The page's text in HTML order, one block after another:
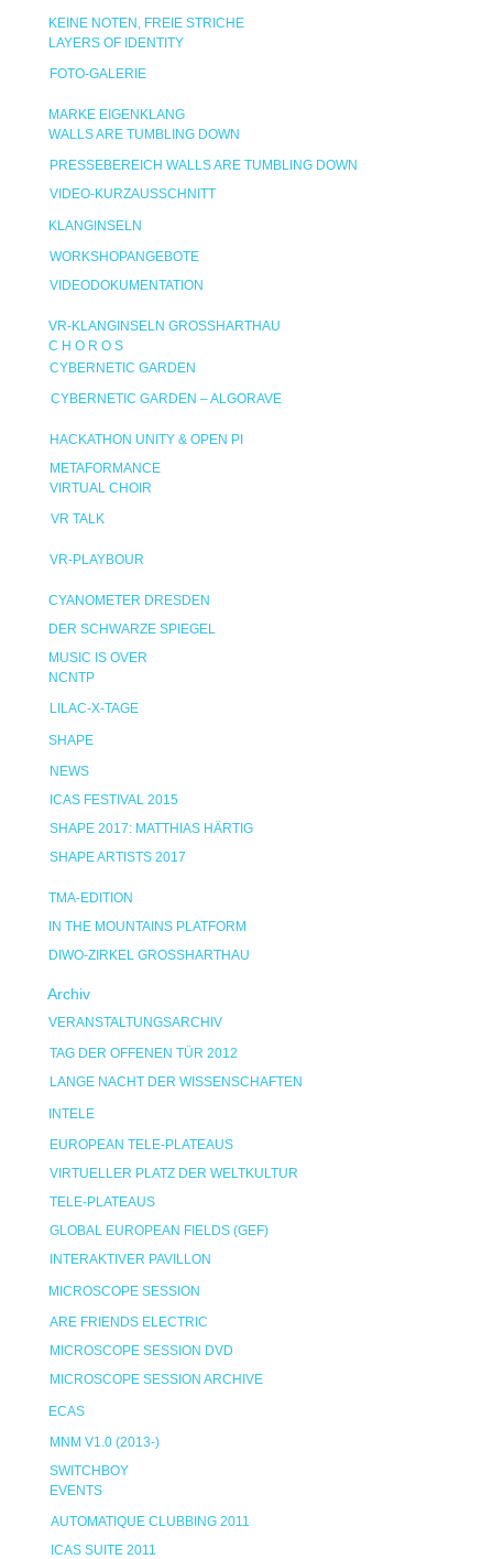
KEINE NOTEN, FREIE STRICHE
LAYERS OF IDENTITY
FOTO-GALERIE
MARKE EIGENKLANG
WALLS ARE TUMBLING DOWN
PRESSEBEREICH WALLS ARE TUMBLING DOWN
VIDEO-KURZAUSSCHNITT
KLANGINSELN
WORKSHOPANGEBOTE
VIDEODOKUMENTATION
VR-KLANGINSELN GROSSHARTHAU
C H O R O S
CYBERNETIC GARDEN
CYBERNETIC GARDEN – ALGORAVE
HACKATHON UNITY & OPEN PI
METAFORMANCE
VIRTUAL CHOIR
VR TALK
VR-PLAYBOUR
CYANOMETER DRESDEN
DER SCHWARZE SPIEGEL
MUSIC IS OVER
NCNTP
LILAC-X-TAGE
SHAPE
NEWS
ICAS FESTIVAL 2015
SHAPE 2017: MATTHIAS HÄRTIG
SHAPE ARTISTS 2017
TMA-EDITION
IN THE MOUNTAINS PLATFORM
DIWO-ZIRKEL GROSSHARTHAU
Archiv
VERANSTALTUNGSARCHIV
TAG DER OFFENEN TÜR 2012
LANGE NACHT DER WISSENSCHAFTEN
INTELE
EUROPEAN TELE-PLATEAUS
VIRTUELLER PLATZ DER WELTKULTUR
TELE-PLATEAUS
GLOBAL EUROPEAN FIELDS (GEF)
INTERAKTIVER PAVILLON
MICROSCOPE SESSION
ARE FRIENDS ELECTRIC
MICROSCOPE SESSION DVD
MICROSCOPE SESSION ARCHIVE
ECAS
MNM V1.0 (2013-)
SWITCHBOY
EVENTS
AUTOMATIQUE CLUBBING 2011
ICAS SUITE 2011